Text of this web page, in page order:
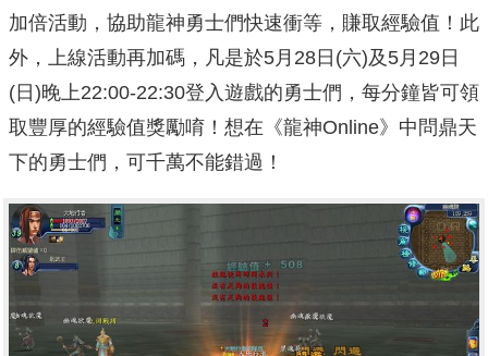
加倍活動，協助龍神勇士們快速衝等，賺取經驗值！此
外，上線活動再加碼，凡是於5月28日(六)及5月29日
(日)晚上22:00-22:30登入遊戲的勇士們，每分鐘皆可領
取豐厚的經驗值獎勵唷！想在《龍神Online》中問鼎天
下的勇士們，可千萬不能錯過！